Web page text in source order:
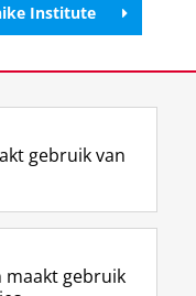
Institute
R
S
-
I
n
t
Y
o
T
gebruik van
maakt gebruik